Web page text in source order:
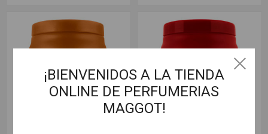
¡BIENVENIDOS A LA TIENDA
ONLINE DE PERFUMERIAS
MAGGOT!